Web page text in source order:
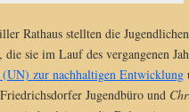
Rathaus stellten die
die sie im Lauf des vergangenen
zur nachhaltigen Entwicklung
Jugendbüro und